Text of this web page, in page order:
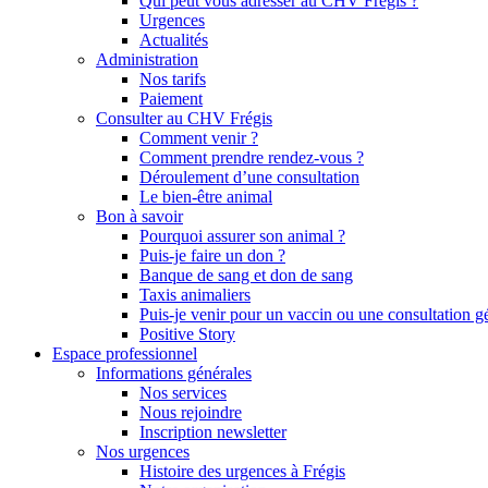
Urgences
Actualités
Administration
Nos tarifs
Paiement
Consulter au CHV Frégis
Comment venir ?
Comment prendre rendez-vous ?
Déroulement d’une consultation
Le bien-être animal
Bon à savoir
Pourquoi assurer son animal ?
Puis-je faire un don ?
Banque de sang et don de sang
Taxis animaliers
Puis-je venir pour un vaccin ou une consultation
Positive Story
Espace professionnel
Informations générales
Nos services
Nous rejoindre
Inscription newsletter
Nos urgences
Histoire des urgences à Frégis